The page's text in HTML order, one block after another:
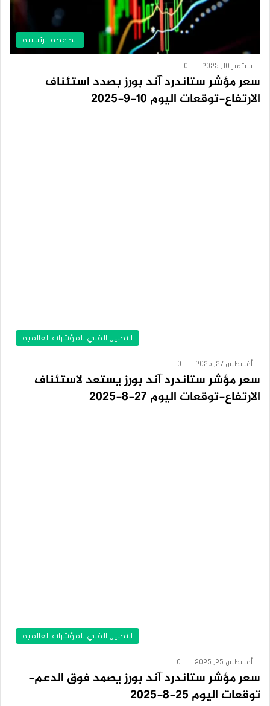
الصفحة الرئيسية
سبتمبر 10, 2025 0
سعر مؤشر ستاندرد آند بورز بصدد استئناف
الارتفاع-توقعات اليوم 10-9-2025
التحليل الفني للمؤشرات العالمية
أغسطس 27, 2025 0
سعر مؤشر ستاندرد آند بورز يستعد لاستئناف
الارتفاع-توقعات اليوم 27-8-2025
التحليل الفني للمؤشرات العالمية
أغسطس 25, 2025 0
سعر مؤشر ستاندرد آند بورز يصمد فوق الدعم-
توقعات اليوم 25-8-2025